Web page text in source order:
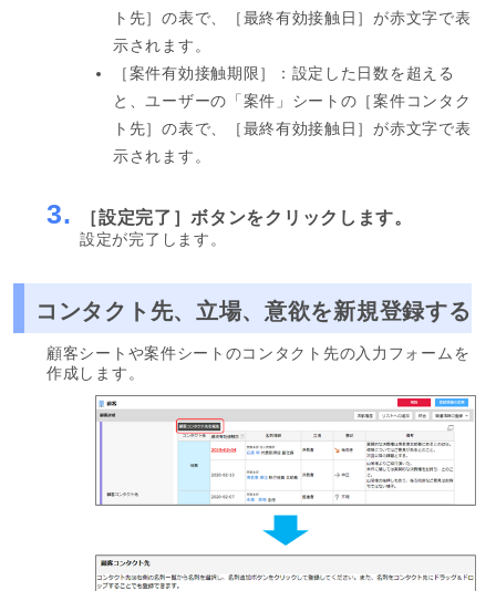
ト先］の表で、［最終有効接触日］が赤文字で表
示されます。
［案件有効接触期限］：設定した日数を超える
と、ユーザーの「案件」シートの［案件コンタク
ト先］の表で、［最終有効接触日］が赤文字で表
示されます。
3. ［設定完了］ボタンをクリックします。
設定が完了します。
コンタクト先、立場、意欲を新規登録する
顧客シートや案件シートのコンタクト先の入力フォームを
作成します。